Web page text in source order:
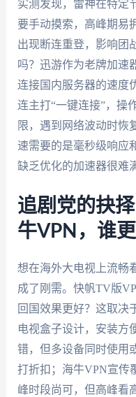
实测发现，雷神在特定
要手动摸索，高峰期易
出现断连重登，影响团
吗？迅游作为老牌加速
连接国内服务器的速度
连主打“一键连接”，操
限，遇到网络波动时恢
速需要的是毫秒级响应
缺乏优化的加速器很难
追剧党的抉
牛VPN，谁更
想在海外大电视上流畅
成了刚需。快帆TV版
回国效果更好？这取决
电视盒子设计，安装方
错，但多设备同时使用
打折扣；海牛VPN宣传
峰时段尚可，但高峰看